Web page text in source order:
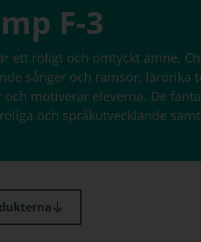
F-3
ett roligt och omtyckt ämne.
sånger och ramsor, lärorika
och motiverar eleverna. De
och språkutvecklande